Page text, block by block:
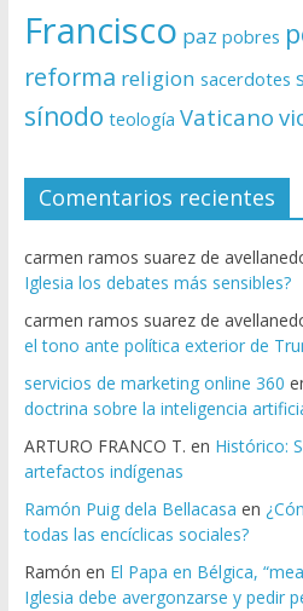
Francisco paz pobres
reforma religion sacerdotes
sínodo teología Vaticano
Comentarios recientes
carmen ramos suarez de
Iglesia los debates más sensibles?
carmen ramos suarez de
el tono ante política exterior de
servicios de marketing online 360
doctrina sobre la inteligencia
ARTURO FRANCO T. en Histórico:
artefactos indígenas
Ramón Puig dela Bellacasa en
todas las encíclicas sociales?
Ramón en El Papa en Bélgica,
Iglesia debe avergonzarse y pedir